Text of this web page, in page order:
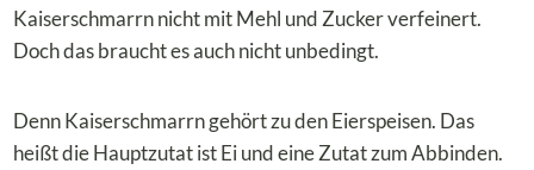
Kaiserschmarrn nicht mit Mehl und Zucker verfeinert.
Doch das braucht es auch nicht unbedingt.
Denn Kaiserschmarrn gehört zu den Eierspeisen. Das
heißt die Hauptzutat ist Ei und eine Zutat zum Abbinden.